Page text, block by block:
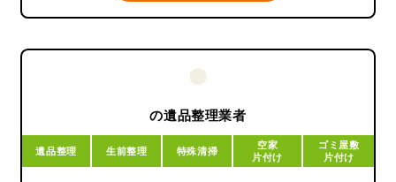
千葉県松戸市を中心に
茨城県、東京都、埼玉県など関
無料お見積りいたします。の遺品整理業者
遺品整理 生前整理 特殊清掃
空家
片付け
ゴミ屋敷
片付け